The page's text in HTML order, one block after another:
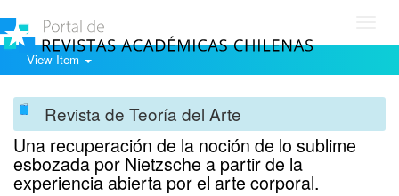
View Item
Revista de Teoría del Arte
Una recuperación de la noción de lo sublime
esbozada por Nietzsche a partir de la
experiencia abierta por el arte corporal.